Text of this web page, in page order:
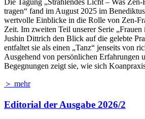
Die Tagung „Strahlendes Licht – Was
tragen“ fand im August 2025 im
wertvolle Einblicke in die Rolle von Zen-
Zeit. Im zweiten Teil unserer Serie „Frauen
Jushin Dittrich den Blick auf die gelebte
entfaltet sie als einen „Tanz“ jenseits von
Ausgehend von persönlichen Erfahrungen
Begegnungen zeigt sie, wie sich
＞ mehr
Editorial der Ausgabe 2026/2